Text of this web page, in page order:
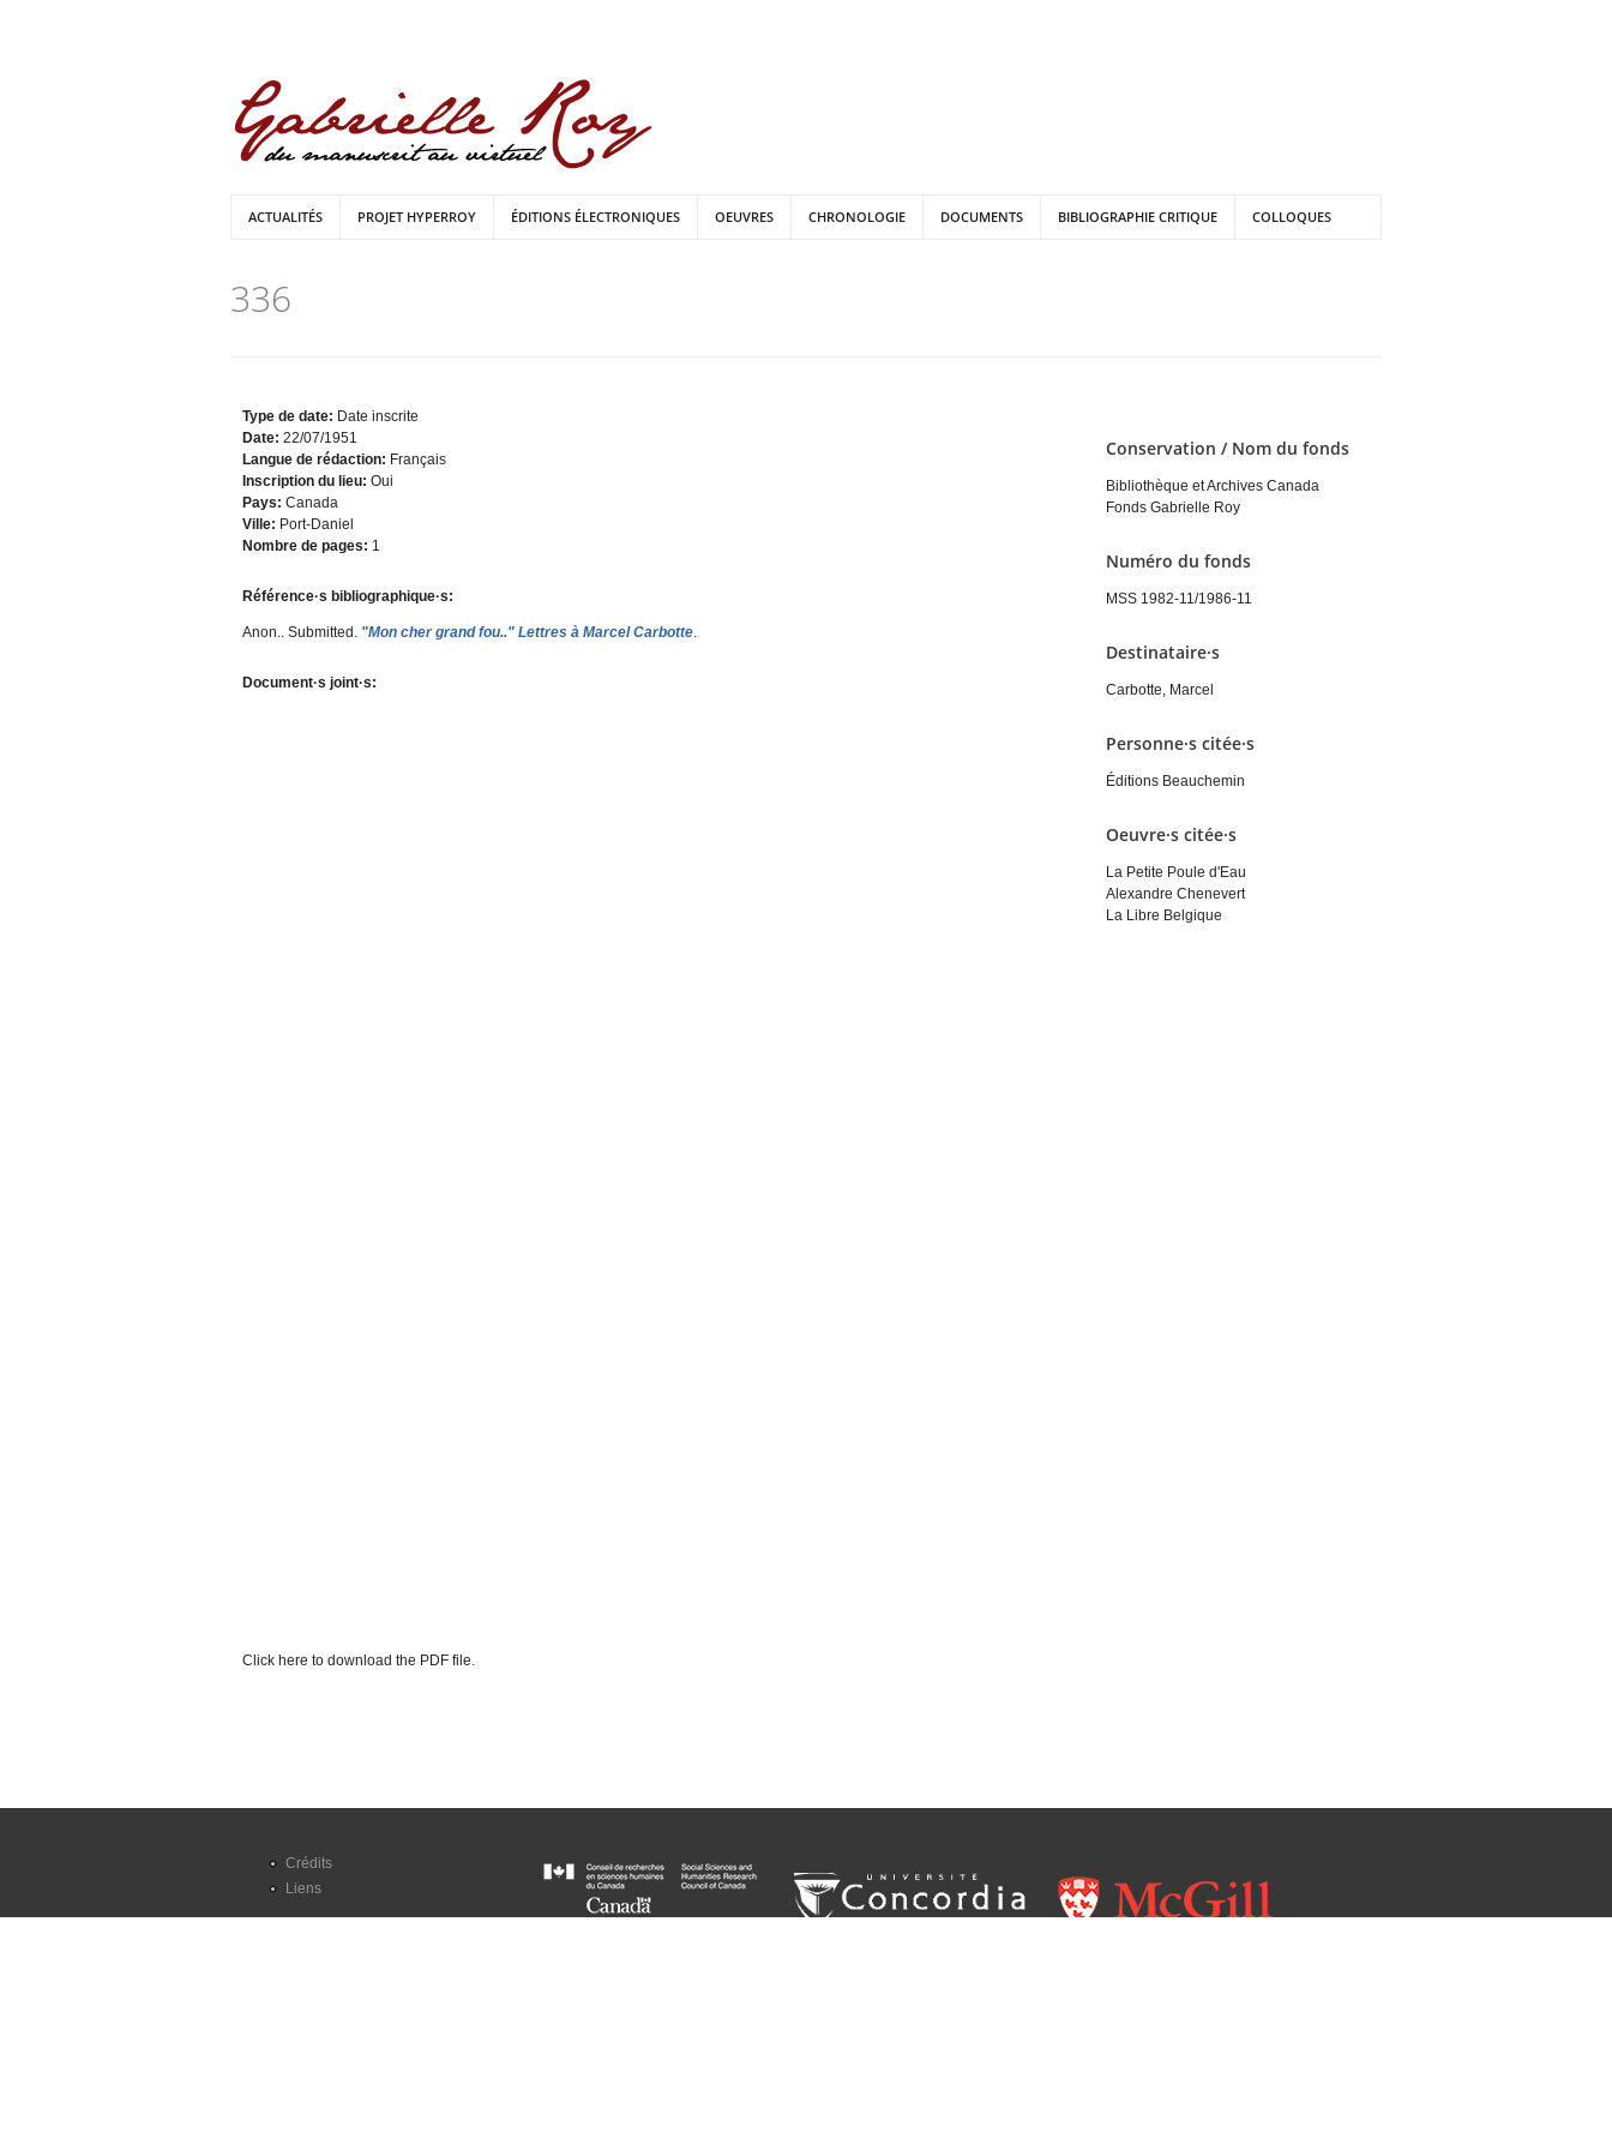
ACTUALITÉS PROJET HYPERROY ÉDITIONS ÉLECTRONIQUES OEUVRES CHRONOLOGIE DOCUMENTS BIBLIOGRAPHIE CRITIQUE COLLOQUES
336
Type de date: Date inscrite
Date: 22/07/1951
Langue de rédaction: Français
Inscription du lieu: Oui
Pays: Canada
Ville: Port-Daniel
Nombre de pages: 1
Référence·s bibliographique·s:
Anon.. Submitted. "Mon cher grand fou.." Lettres à Marcel Carbotte.
Document·s joint·s:
Click here to download the PDF file.
Conservation / Nom du fonds
Bibliothèque et Archives Canada
Fonds Gabrielle Roy
Numéro du fonds
MSS 1982-11/1986-11
Destinataire·s
Carbotte, Marcel
Personne·s citée·s
Éditions Beauchemin
Oeuvre·s citée·s
La Petite Poule d'Eau
Alexandre Chenevert
La Libre Belgique
Crédits
Liens